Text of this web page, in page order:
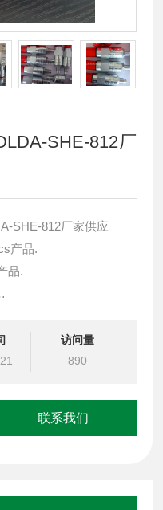
SHE-812厂
SHE-812厂家供应
产品.
品.
块设计与选型
国台湾北部等液压元件
访问量
890
联系我们